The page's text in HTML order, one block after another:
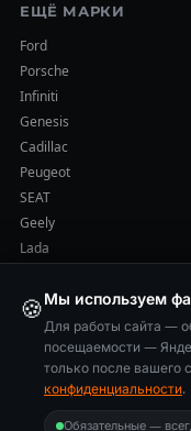
ЕЩЁ МАРКИ
Ford
Porsche
Infiniti
Genesis
Cadillac
Peugeot
SEAT
Geely
Lada
© 2014–2026 Cars-
защищены.
Политика
🍪Мы используем
Для работы сайта —
посещаемости —
только после вашего
конфиденциальности.
Обязательные —